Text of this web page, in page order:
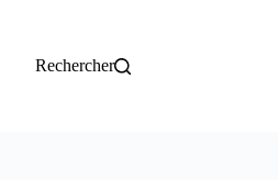
Rechercher